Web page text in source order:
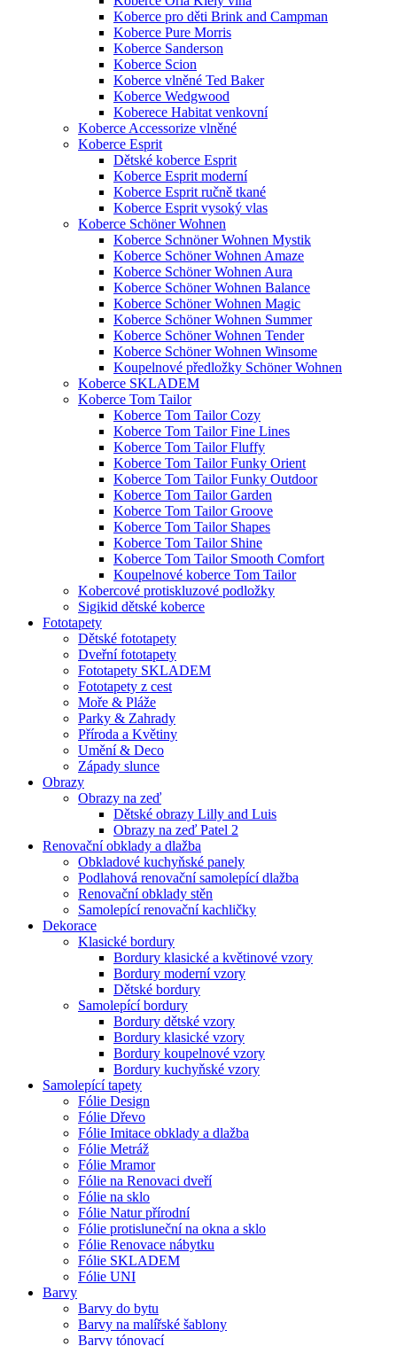
Koberce pro děti Brink and Campman
Koberce Pure Morris
Koberce Sanderson
Koberce Scion
Koberce vlněné Ted Baker
Koberce Wedgwood
Koberece Habitat venkovní
Koberce Accessorize vlněné
Koberce Esprit
Dětské koberce Esprit
Koberce Esprit moderní
Koberce Esprit ručně tkané
Koberce Esprit vysoký vlas
Koberce Schöner Wohnen
Koberce Schnöner Wohnen Mystik
Koberce Schöner Wohnen Amaze
Koberce Schöner Wohnen Aura
Koberce Schöner Wohnen Balance
Koberce Schöner Wohnen Magic
Koberce Schöner Wohnen Summer
Koberce Schöner Wohnen Tender
Koberce Schöner Wohnen Winsome
Koupelnové předložky Schöner Wohnen
Koberce SKLADEM
Koberce Tom Tailor
Koberce Tom Tailor Cozy
Koberce Tom Tailor Fine Lines
Koberce Tom Tailor Fluffy
Koberce Tom Tailor Funky Orient
Koberce Tom Tailor Funky Outdoor
Koberce Tom Tailor Garden
Koberce Tom Tailor Groove
Koberce Tom Tailor Shapes
Koberce Tom Tailor Shine
Koberce Tom Tailor Smooth Comfort
Koupelnové koberce Tom Tailor
Kobercové protiskluzové podložky
Sigikid dětské koberce
Fototapety
Dětské fototapety
Dveřní fototapety
Fototapety SKLADEM
Fototapety z cest
Moře & Pláže
Parky & Zahrady
Příroda a Květiny
Umění & Deco
Západy slunce
Obrazy
Obrazy na zeď
Dětské obrazy Lilly and Luis
Obrazy na zeď Patel 2
Renovační obklady a dlažba
Obkladové kuchyňské panely
Podlahová renovační samolepící dlažba
Renovační obklady stěn
Samolepící renovační kachličky
Dekorace
Klasické bordury
Bordury klasické a květinové vzory
Bordury moderní vzory
Dětské bordury
Samolepící bordury
Bordury dětské vzory
Bordury klasické vzory
Bordury koupelnové vzory
Bordury kuchyňské vzory
Samolepící tapety
Fólie Design
Fólie Dřevo
Fólie Imitace obklady a dlažba
Fólie Metráž
Fólie Mramor
Fólie na Renovaci dveří
Fólie na sklo
Fólie Natur přírodní
Fólie protisluneční na okna a sklo
Fólie Renovace nábytku
Fólie SKLADEM
Fólie UNI
Barvy
Barvy do bytu
Barvy na malířské šablony
Barvy tónovací